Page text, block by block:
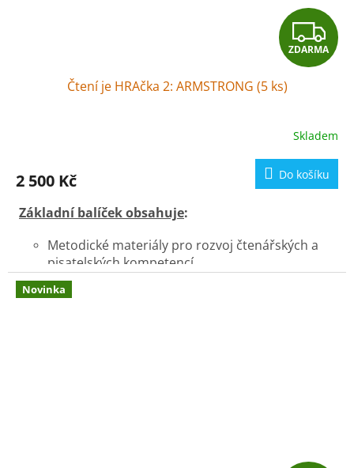
Z
D
R
M
A
ZDARMA
Čtení je HRAčka 2: ARMSTRONG (5 ks)
Skladem
2 500 Kč Do košíku
Základní balíček obsahuje:
Metodické materiály pro rozvoj čtenářských a
pisatelských kompetencí
5 x knihu
myšáka na Měsíc
Novinka